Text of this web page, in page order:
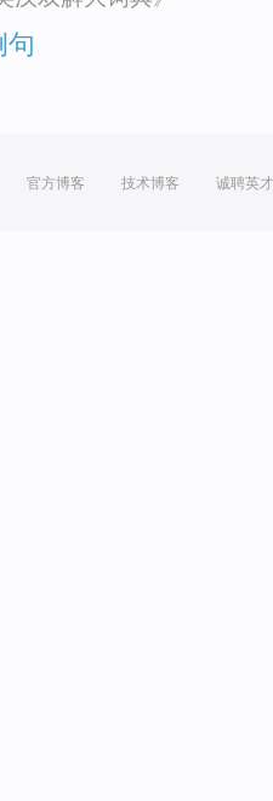
句
官方博客 技术博客 诚聘英才